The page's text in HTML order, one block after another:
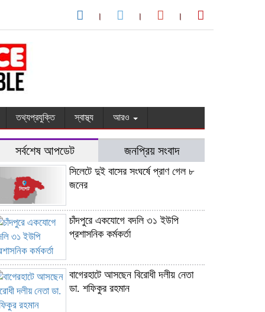
তথ্যপ্রযুক্তি স্বাস্থ্য আরও
সর্বশেষ আপডেট জনপ্রিয় সংবাদ
সিলেটে দুই বাসের সংঘর্ষে প্রাণ গেল ৮
জনের
চাঁদপুরে একযোগে বদলি ৩১ ইউপি
প্রশাসনিক কর্মকর্তা
বাগেরহাটে আসছেন বিরোধী দলীয় নেতা
ডা. শফিকুর রহমান